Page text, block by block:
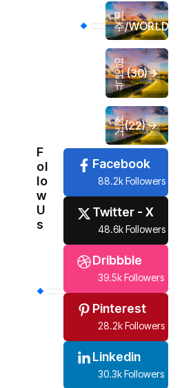
미
주/WORLD
영
읽
뉴
(30)
선
거(22)
F
ol
lo
w
U
s
Facebook
88.2k Followers
Twitter - X
48.6k Followers
Dribbble
39.5k Followers
Pinterest
28.2k Followers
Linkedin
30.3k Followers